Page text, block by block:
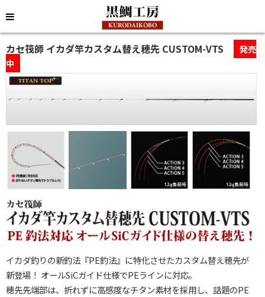
カセ筏師 イカダ竿カスタム替え穂先 CUSTOM-VTS
発売
中
イカダ釣りの新釣法『PE釣法』に特化させたカスタム替え穂先が
新登場！ オールSiCガイド仕様でPEラインに対応。
穂先先端部は、折れずに高感度なチタン素材を採用し、話題のPE